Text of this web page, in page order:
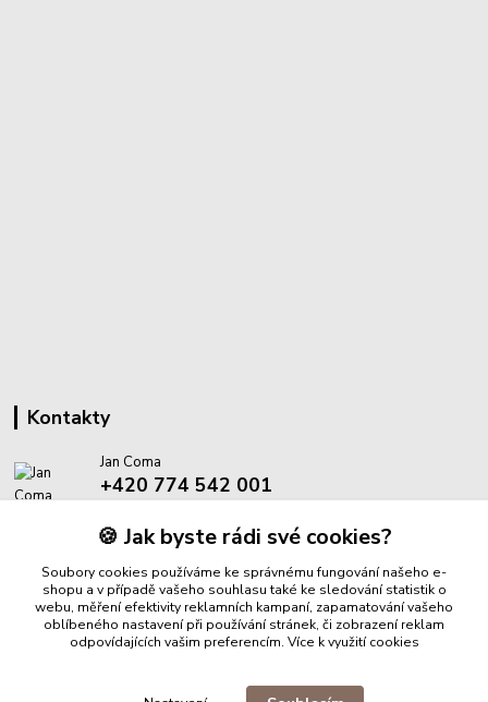
Kontakty
Jan Coma
+420 774 542 001
info@proantik.cz🍪 Jak byste rádi své cookies?
Soubory cookies používáme ke správnému fungování našeho e-
shopu a v případě vašeho souhlasu také ke sledování statistik o
webu, měření efektivity reklamních kampaní, zapamatování vašeho
oblíbeného nastavení při používání stránek, či zobrazení reklam
odpovídajících vašim preferencím. Více k využití cookies